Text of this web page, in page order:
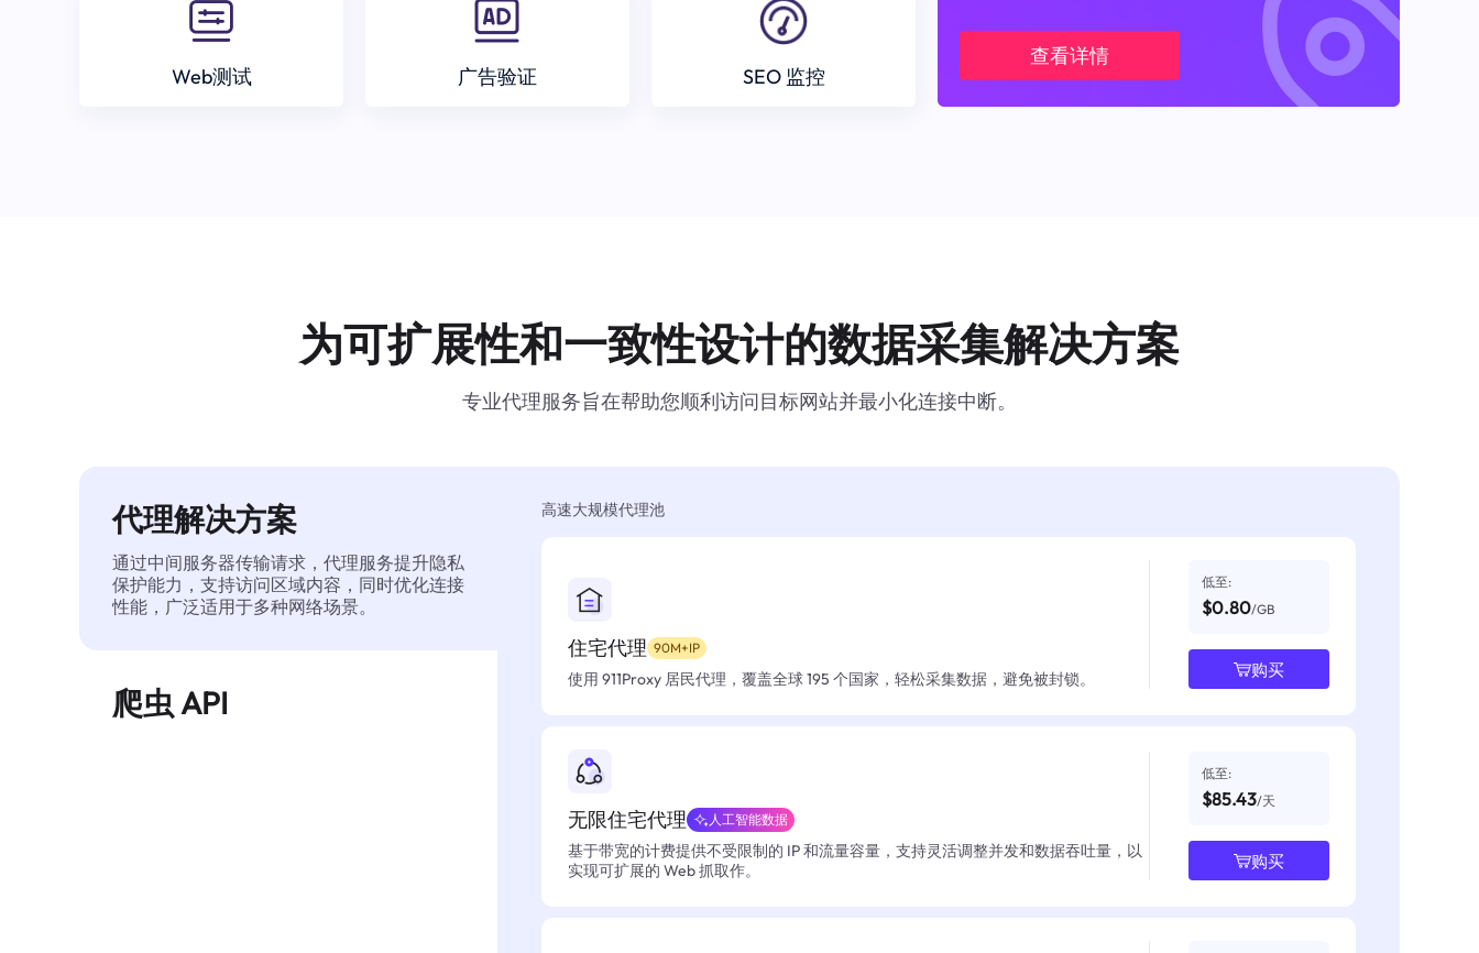
Web测试 广告验证 SEO 监控
查看详情
为可扩展性和一致性设计的数据采集解决方案
专业代理服务旨在帮助您顺利访问目标网站并最小化连接中断。
代理解决方案
通过中间服务器传输请求，代理服务提升隐私
保护能力，支持访问区域内容，同时优化连接
性能，广泛适用于多种网络场景。
爬虫 API
高速大规模代理池
住宅代理 90M+IP
使用 911Proxy 居民代理，覆盖全球 195 个国家，轻松采集数据，避免被封锁。
低至:
$0.80/GB
购买
无限住宅代理 人工智能数据
基于带宽的计费提供不受限制的 IP 和流量容量，支持灵活调整并发和数据吞吐量，以
实现可扩展的 Web 抓取作。
低至:
$85.43/天
购买